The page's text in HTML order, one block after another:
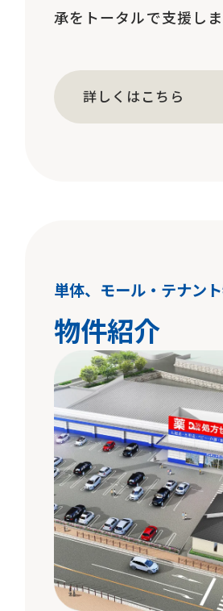
承をトータルで支援しま
詳しくはこちら
単体、モール・テナン
物件紹介